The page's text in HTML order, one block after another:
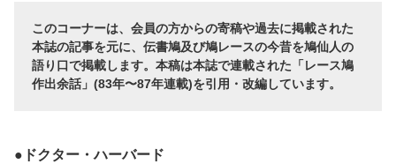
このコーナーは、会員の方からの寄稿や過去に掲載された
本誌の記事を元に、伝書鳩及び鳩レースの今昔を鳩仙人の
語り口で掲載します。本稿は本誌で連載された「レース鳩
作出余話」(83年〜87年連載)を引用・改編しています。
●ドクター・ハーバード